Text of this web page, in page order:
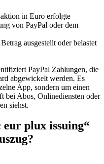
in Euro erfolgte
von PayPal oder dem
ausgestellt oder belastet
PayPal Zahlungen, die
abgewickelt werden. Es
App, sondern um einen
bei Abos, Onlinediensten oder
siehst.
plux issuing“